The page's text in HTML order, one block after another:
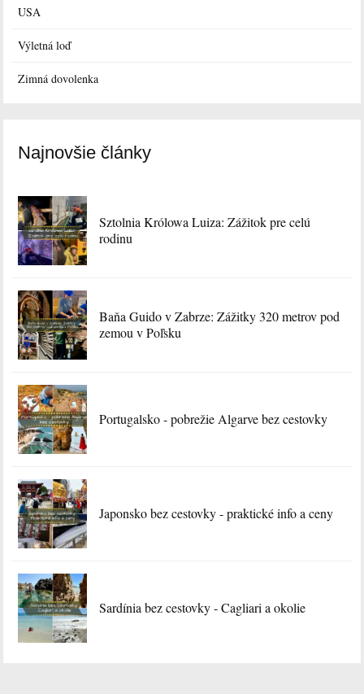
USA
Výletná loď
Zimná dovolenka
Najnovšie články
Sztolnia Królowa Luiza: Zážitok pre celú
rodinu
Baňa Guido v Zabrze: Zážitky 320 metrov pod
zemou v Poľsku
Portugalsko - pobrežie Algarve bez cestovky
Japonsko bez cestovky - praktické info a ceny
Sardínia bez cestovky - Cagliari a okolie